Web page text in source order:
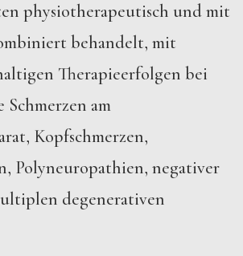
physiotherapeutisch und mit
behandelt, mit
Therapieerfolgen bei
Schmerzen am
Kopfschmerzen,
Polyneuropathien, negativer
degenerativen